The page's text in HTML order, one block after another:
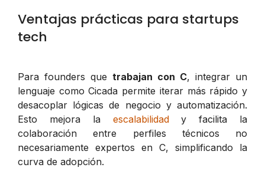
Ventajas prácticas para startups
tech
Para founders que trabajan con C, integrar un
lenguaje como Cicada permite iterar más rápido y
desacoplar lógicas de negocio y automatización.
Esto mejora la escalabilidady facilita la
colaboración entre perfiles técnicos no
necesariamente expertos en C, simplificando la
curva de adopción.